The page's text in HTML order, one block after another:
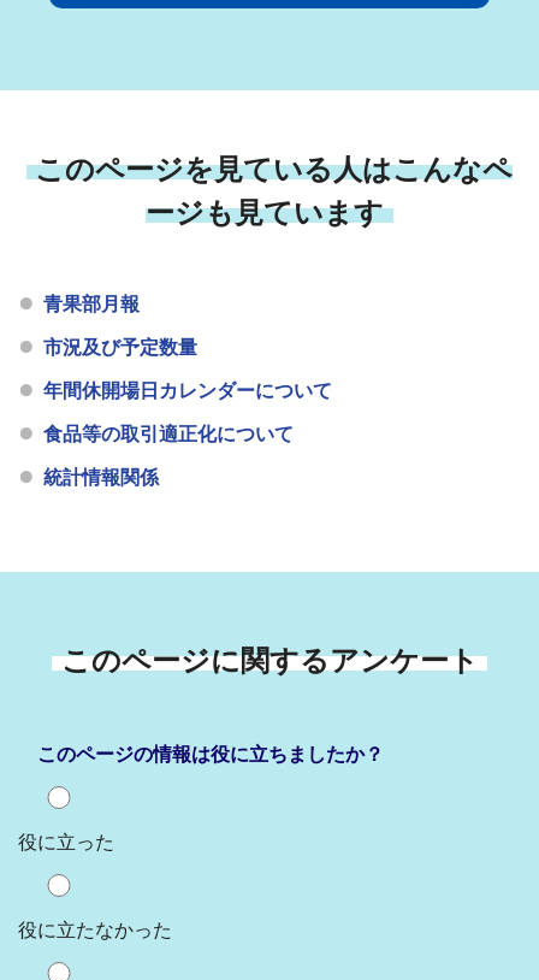
このページを見ている人はこんなペ
ージも見ています
青果部月報
市況及び予定数量
年間休開場日カレンダーについて
食品等の取引適正化について
統計情報関係
このページに関するアンケート
このページの情報は役に立ちましたか？
役に立った
役に立たなかった